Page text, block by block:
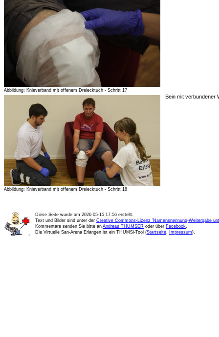
Abbildung: Knieverband mit offenem Dreiecktuch - Schritt 17
Abbildung: Knieverband mit offenem Dreiecktuch - Schritt 18
Bein mit verbundener
Diese Seite wurde am 2026-05-15 17:56 erstellt.
Text und Bilder sind unter der Creative Commons-Lizenz 'Namensnennung-Weitergabe
Kommentare senden Sie bitte an Andreas THUMSER oder über Facebook.
Die Virtuelle San-Arena Erlangen ist ein THUMSi-Tool (Startseite, Impressum).